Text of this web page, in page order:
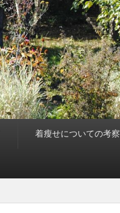
着瘦せについての考察